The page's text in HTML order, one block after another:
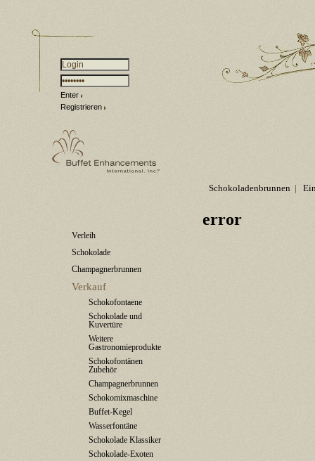
Enter
Registrieren
Verleih
Schokolade
Champagnerbrunnen
Verkauf
Schokofontaene
Schokolade und
Kuvertüre
Weitere
Gastronomieprodukte
Schokofontänen
Zubehör
Champagnerbrunnen
Schokomixmaschine
Buffet-Kegel
Wasserfontäne
Schokolade Klassiker
Schokolade-Exoten
Schokoladenbrunnen |
error